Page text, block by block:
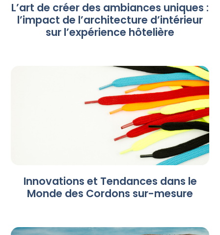
L’art de créer des ambiances uniques :
l’impact de l’architecture d’intérieur
sur l’expérience hôtelière
Innovations et Tendances dans le
Monde des Cordons sur-mesure